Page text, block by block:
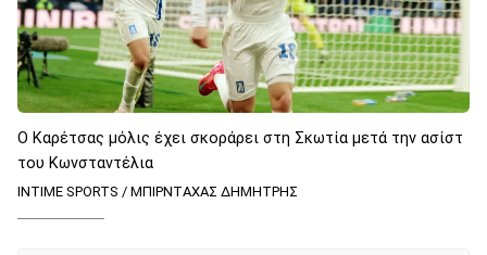
Ο Καρέτσας μόλις έχει σκοράρει στη Σκωτία μετά την ασίστ
του Κωνσταντέλια
INTIME SPORTS / ΜΠΙΡΝΤΑΧΑΣ ΔΗΜΗΤΡΗΣ